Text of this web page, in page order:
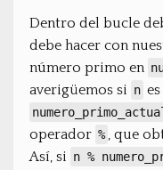
Dentro del bucle
debe hacer con
número primo en
averigüemos si n
operador % , que
Así, si n %